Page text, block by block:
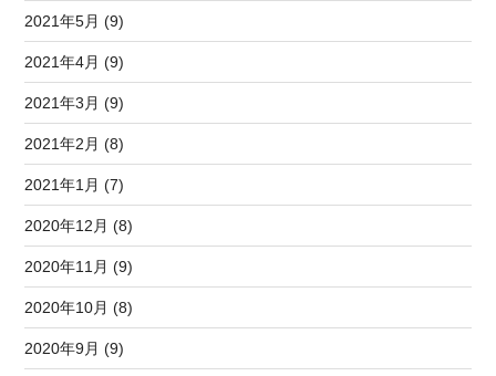
2021年5月 (9)
2021年4月 (9)
2021年3月 (9)
2021年2月 (8)
2021年1月 (7)
2020年12月 (8)
2020年11月 (9)
2020年10月 (8)
2020年9月 (9)